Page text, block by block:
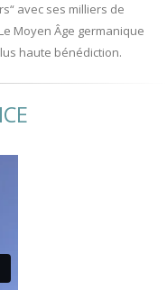
avec ses milliers de
Moyen Âge germanique
haute bénédiction.